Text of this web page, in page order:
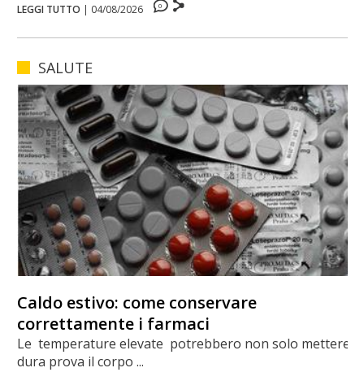
LEGGI TUTTO | 04/08/2026 0
SALUTE
Caldo estivo: come conservare
correttamente i farmaci
Le temperature elevate potrebbero non solo mettere a
dura prova il corpo ...